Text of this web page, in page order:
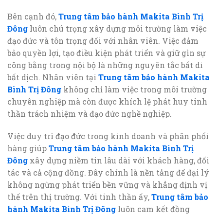
Bên cạnh đó,Trung tâm bảo hành Makita Bình Trị
Đông luôn chú trọng xây dựng môi trường làm việc
đạo đức và tôn trọng đối với nhân viên. Việc đảm
bảo quyền lợi, tạo điều kiện phát triển và giữ gìn sự
công bằng trong nội bộ là những nguyên tắc bất di
bất dịch. Nhân viên tại Trung tâm bảo hành Makita
Bình Trị Đông không chỉ làm việc trong môi trường
chuyên nghiệp mà còn được khích lệ phát huy tinh
thần trách nhiệm và đạo đức nghề nghiệp.
Việc duy trì đạo đức trong kinh doanh và phân phối
hàng giúpTrung tâm bảo hành Makita Bình Trị
Đông xây dựng niềm tin lâu dài với khách hàng, đối
tác và cả cộng đồng. Đây chính là nền tảng để đại lý
không ngừng phát triển bền vững và khẳng định vị
thế trên thị trường. Với tinh thần ấy,Trung tâm bảo
hành Makita Bình Trị Đông luôn cam kết đồng